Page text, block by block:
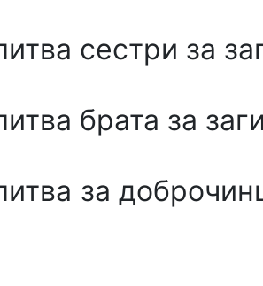
сестри за
брата за
за